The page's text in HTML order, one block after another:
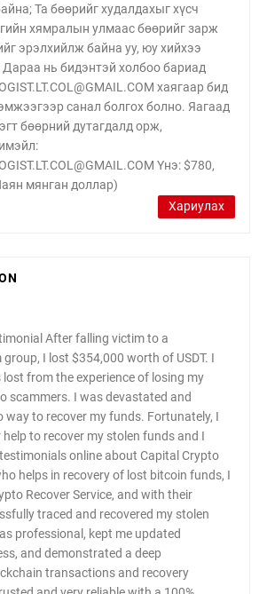
Та бөөрийг худалдахыг хүсч
хямралын улмаас бөөрийг зарж
эрэлхийлж байна уу, юу хийхээ
Дараа нь бидэнтэй холбоо бариад
хаягаар бид
санал болгох болно. Яагаад
бөөрний дутагдалд орж,
Yнэ: $780,
мянган доллар)
Хариулах
After falling victim to a
I lost $354,000 worth of USDT. I
from the experience of losing my
scammers. I was devastated and
way to recover my funds. Fortunately, I
to recover my stolen funds and I
online about Capital Crypto
helps in recovery of lost bitcoin funds, I
Recover Service, and with their
traced and recovered my stolen
professional, kept me updated
and demonstrated a deep
transactions and recovery